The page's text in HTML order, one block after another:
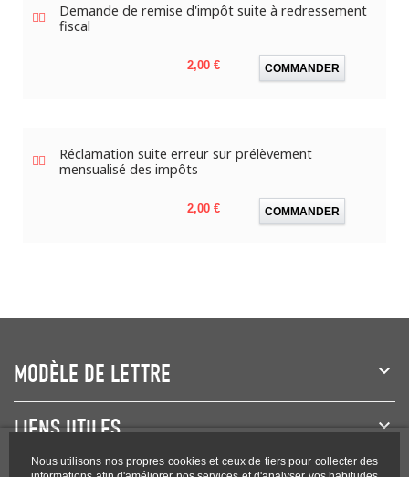
Nous utilisons nos propres cookies et ceux de tiers pour collecter des
Demande de remise d'impôt suite à redressement
fiscal
Prix
2,00 € COMMANDER
Réclamation suite erreur sur prélèvement
mensualisé des impôts
Prix
2,00 € COMMANDER
MODÈLE DE LETTRE
LIENS UTILES